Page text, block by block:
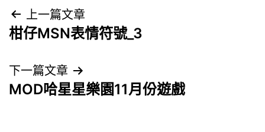
文
章
導
覽
上一篇文章
柑仔MSN表情符號_3
下一篇文章
MOD哈星星樂園11月份遊戲